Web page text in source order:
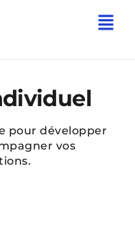
pour développer
vos